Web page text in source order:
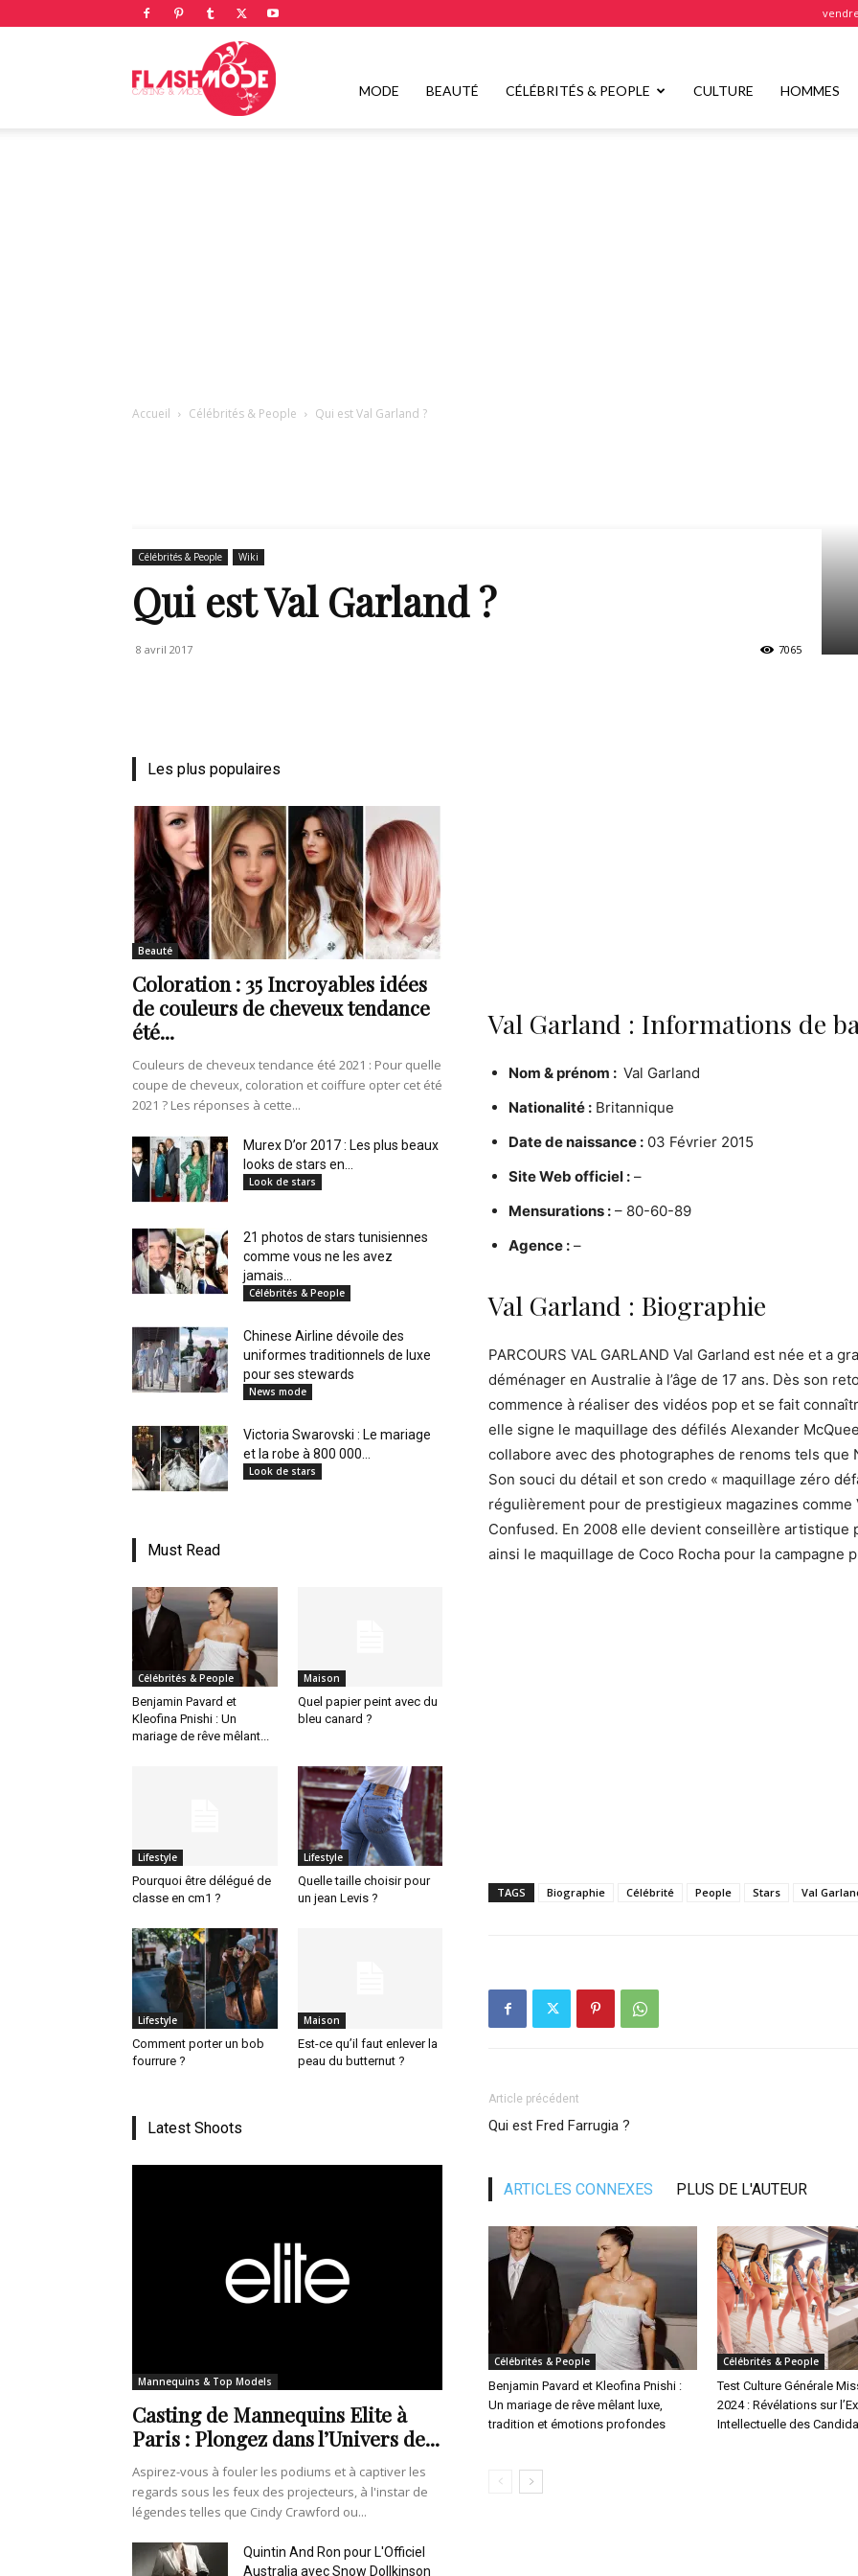
Flashmode
mode
de
vie
Numéro
un
en
Tunisie
au
Maghreb
MODE BEAUTÉ CÉLÉBRITÉS & PEOPLE CULTURE HOMMES
Accueil Célébrités & People Qui est Val Garland ?
Célébrités & People Wiki
Qui est Val Garland ?
8 avril 2017 7065
Val Garland : Informations de
Nom & prénom : Val Garland
Nationalité : Britannique
Date de naissance : 03 Février 2015
Site Web officiel : –
Mensurations : – 80-60-89
Agence : –
Val Garland : Biographie
PARCOURS VAL GARLAND Val Garland est née et a
déménager en Australie à l’âge de 17 ans. Dès son
commence à réaliser des vidéos pop et se fait
elle signe le maquillage des défilés Alexander
collabore avec des photographes de renoms tels
Son souci du détail et son credo « maquillage zéro
régulièrement pour de prestigieux magazines comme
Confused. En 2008 elle devient conseillère artistique
ainsi le maquillage de Coco Rocha pour la campagne
TAGS Biographie Célébrité People Stars Val
Article précédent
Qui est Fred Farrugia ?
ARTICLES CONNEXES PLUS DE L'AUTEUR
Célébrités & People
Benjamin Pavard et Kleofina Pnishi :
Un mariage de rêve mêlant luxe,
tradition et émotions profondes
Célébrités & People
Test Culture Générale
2024 : Révélations sur
Intellectuelle des
Les plus populaires
Beauté
Coloration : 35 Incroyables idées
de couleurs de cheveux tendance
été...
Couleurs de cheveux tendance été 2021 : Pour quelle
coupe de cheveux, coloration et coiffure opter cet été
2021 ? Les réponses à cette...
Murex D’or 2017 : Les plus beaux
looks de stars en...
Look de stars
21 photos de stars tunisiennes
comme vous ne les avez
jamais...
Célébrités & People
Chinese Airline dévoile des
uniformes traditionnels de luxe
pour ses stewards
News mode
Victoria Swarovski : Le mariage
et la robe à 800 000...
Look de stars
Must Read
Célébrités & People
Benjamin Pavard et
Kleofina Pnishi : Un
mariage de rêve mêlant...
Maison
Quel papier peint avec du
bleu canard ?
Lifestyle
Pourquoi être délégué de
classe en cm1 ?
Lifestyle
Quelle taille choisir pour
un jean Levis ?
Lifestyle
Comment porter un bob
fourrure ?
Maison
Est-ce qu’il faut enlever la
peau du butternut ?
Latest Shoots
Mannequins & Top Models
Casting de Mannequins Elite à
Paris : Plongez dans l’Univers de...
Aspirez-vous à fouler les podiums et à captiver les
regards sous les feux des projecteurs, à l'instar de
légendes telles que Cindy Crawford ou...
Quintin And Ron pour L'Officiel
Australia avec Snow Dollkinson